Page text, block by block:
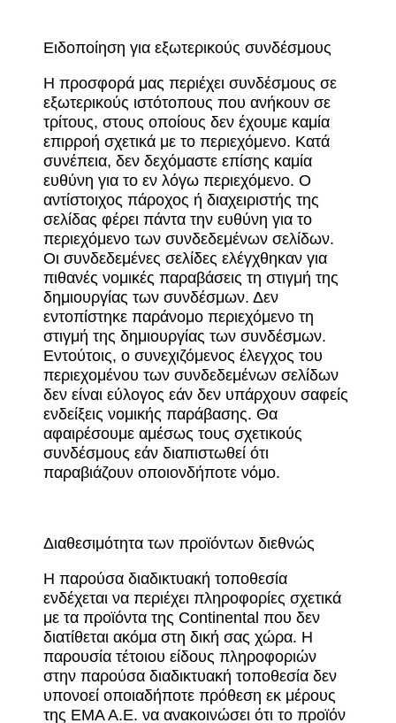
Ειδοποίηση για εξωτερικούς συνδέσμους
Η προσφορά μας περιέχει συνδέσμους σε
εξωτερικούς ιστότοπους που ανήκουν σε
τρίτους, στους οποίους δεν έχουμε καμία
επιρροή σχετικά με το περιεχόμενο. Κατά
συνέπεια, δεν δεχόμαστε επίσης καμία
ευθύνη για το εν λόγω περιεχόμενο. Ο
αντίστοιχος πάροχος ή διαχειριστής της
σελίδας φέρει πάντα την ευθύνη για το
περιεχόμενο των συνδεδεμένων σελίδων.
Οι συνδεδεμένες σελίδες ελέγχθηκαν για
πιθανές νομικές παραβάσεις τη στιγμή της
δημιουργίας των συνδέσμων. Δεν
εντοπίστηκε παράνομο περιεχόμενο τη
στιγμή της δημιουργίας των συνδέσμων.
Εντούτοις, ο συνεχιζόμενος έλεγχος του
περιεχομένου των συνδεδεμένων σελίδων
δεν είναι εύλογος εάν δεν υπάρχουν σαφείς
ενδείξεις νομικής παράβασης. Θα
αφαιρέσουμε αμέσως τους σχετικούς
συνδέσμους εάν διαπιστωθεί ότι
παραβιάζουν οποιονδήποτε νόμο.
Διαθεσιμότητα των προϊόντων διεθνώς
Η παρούσα διαδικτυακή τοποθεσία
ενδέχεται να περιέχει πληροφορίες σχετικά
με τα προϊόντα της Continental που δεν
διατίθεται ακόμα στη δική σας χώρα. Η
παρουσία τέτοιου είδους πληροφοριών
στην παρούσα διαδικτυακή τοποθεσία δεν
υπονοεί οποιαδήποτε πρόθεση εκ μέρους
της ΕΜΑ Α.Ε. να ανακοινώσει ότι το προϊόν